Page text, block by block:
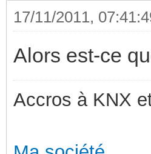
17/11/2011,
Alors est-ce
Accros à KNX